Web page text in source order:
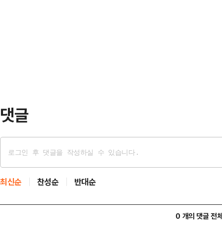
댓글
최신순 찬성순 반대순
0 개의 댓글 전